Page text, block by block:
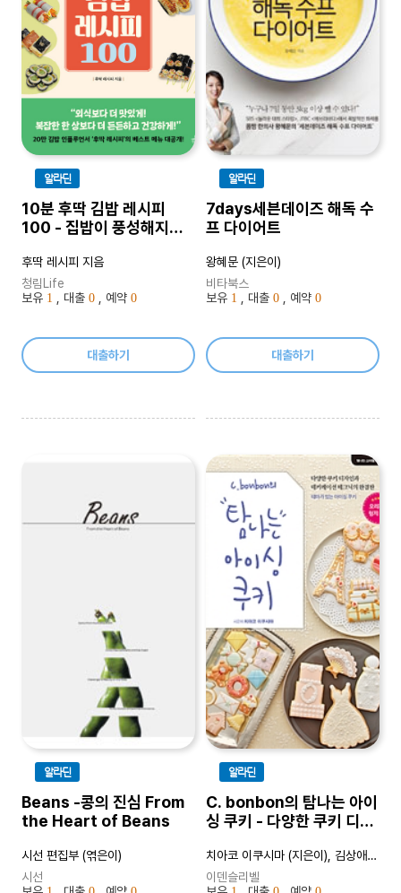
알라딘
10분 후딱 김밥 레시피
100 - 집밥이 풍성해지는
기!
후딱 레시피 지음
청림Life
보유 1 , 대출 0 , 예약 0
대출하기
알라딘
7days세븐데이즈 해독 수
프 다이어트
왕혜문 (지은이)
비타북스
보유 1 , 대출 0 , 예약 0
대출하기
알라딘
Beans -콩의 진심 From
the Heart of Beans
시선 편집부 (엮은이)
시선
알라딘
C. bonbon의 탐나는 아이
싱 쿠키 - 다양한 쿠키 디자
완결판
치아코 이쿠시마 (지은이), 김상애 (옮긴이)
이덴슬리벨